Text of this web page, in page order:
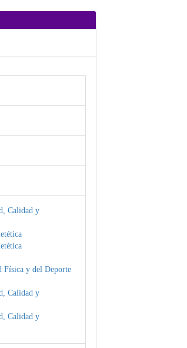
Calidad y
Física y del Deporte
Calidad y
Calidad y